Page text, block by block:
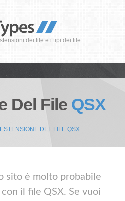
dei file e i tipi dei file
Del File QSX
DEL FILE QSX
sito è molto probabile
il file QSX. Se vuoi